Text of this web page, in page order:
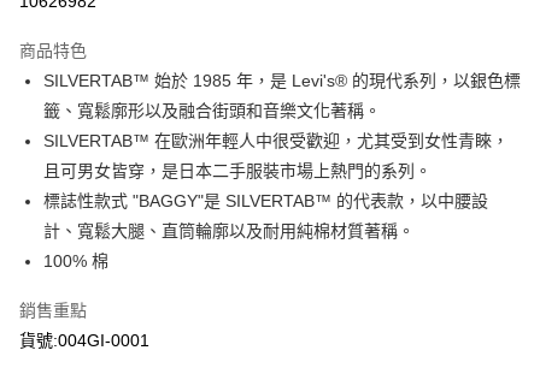
合作金庫商業銀行
華南商業銀行
彰化商業銀行
上海商業儲蓄銀行
台北富邦商業銀行
國泰世華商業銀行
兆豐國際商業銀行
臺灣中小企業銀行
台中商業銀行
匯豐（台灣）商業銀行
華泰商業銀行
聯邦商業銀行
遠東國際商業銀行
元大商業銀行
永豐商業銀行
玉山商業銀行
台灣樂天信用卡公司
6 期 0 利率 每期
華南商業銀行
彰化商業銀行
上海商業儲蓄銀行
台北富邦商業銀行
國泰世華商業銀行
兆豐國際商業銀行
臺灣中小企業銀行
台中商業銀行
匯豐（台灣）商業銀行
華泰商業銀行
聯邦商業銀行
元大商業銀行
玉山商業銀行
台灣樂天信用卡公司
超商取貨付款
LINE Pay
Apple Pay
街口支付
商品特色
SILVERTAB™ 始於 1985 年，是 Levi's® 的現代系列，以銀色標
籤、寬鬆廓形以及融合街頭和音樂文化著稱。
SILVERTAB™ 在歐洲年輕人中很受歡迎，尤其受到女性青睞，
且可男女皆穿，是日本二手服裝市場上熱門的系列。
標誌性款式 "BAGGY"是 SILVERTAB™ 的代表款，以中腰設
計、寬鬆大腿、直筒輪廓以及耐用純棉材質著稱。
100% 棉
銷售重點
貨號:004GI-0001